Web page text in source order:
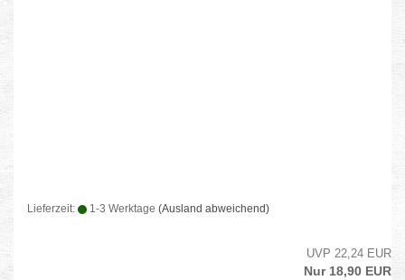
Lieferzeit: 1-3 Werktage (Ausland abweichend)
UVP 22,24 EUR
Nur 18,90 EUR